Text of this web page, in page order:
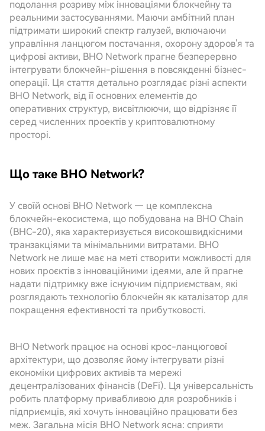
подолання розриву між інноваціями блокчейну та
реальними застосуваннями. Маючи амбітний план
підтримати широкий спектр галузей, включаючи
управління ланцюгом постачання, охорону здоров'я та
цифрові активи, BHO Network прагне безперервно
інтегрувати блокчейн-рішення в повсякденні бізнес-
операції. Ця стаття детально розглядає різні аспекти
BHO Network, від її основних елементів до
оперативних структур, висвітлюючи, що відрізняє її
серед численних проектів у криптовалютному
просторі.
Що таке BHO Network?
У своїй основі BHO Network — це комплексна
блокчейн-екосистема, що побудована на BHO Chain
(BHC-20), яка характеризується високошвидкісними
транзакціями та мінімальними витратами. BHO
Network не лише має на меті створити можливості для
нових проєктів з інноваційними ідеями, але й прагне
надати підтримку вже існуючим підприємствам, які
розглядають технологію блокчейн як каталізатор для
покращення ефективності та прибутковості.
BHO Network працює на основі крос-ланцюгової
архітектури, що дозволяє йому інтегрувати різні
економіки цифрових активів та мережі
децентралізованих фінансів (DeFi). Ця універсальність
робить платформу привабливою для розробників і
підприємців, які хочуть інноваційно працювати без
меж. Загальна місія BHO Network ясна: сприяти